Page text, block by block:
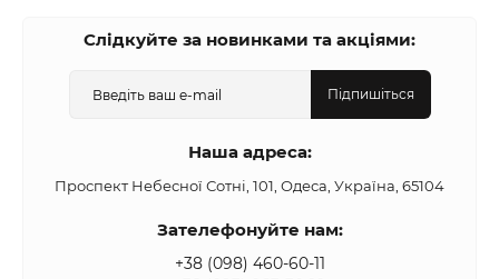
Слідкуйте за новинками та акціями:
Підпишіться
Наша адреса:
Проспект Небесної Сотні, 101, Одеса, Україна, 65104
Зателефонуйте нам:
+38 (098) 460-60-11